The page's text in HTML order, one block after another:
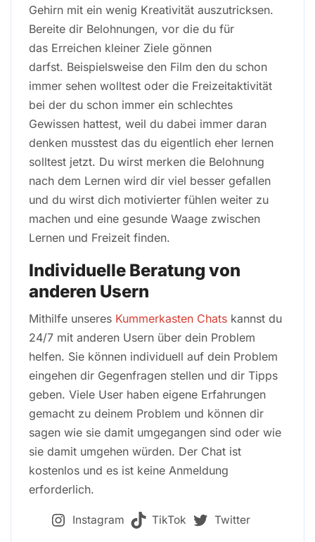
Gehirn mit ein wenig Kreativität auszutricksen.
Bereite dir Belohnungen, vor die du für
das Erreichen kleiner Ziele gönnen
darfst. Beispielsweise den Film den du schon
immer sehen wolltest oder die Freizeitaktivität
bei der du schon immer ein schlechtes
Gewissen hattest, weil du dabei immer daran
denken musstest das du eigentlich eher lernen
solltest jetzt. Du wirst merken die Belohnung
nach dem Lernen wird dir viel besser gefallen
und du wirst dich motivierter fühlen weiter zu
machen und eine gesunde Waage zwischen
Lernen und Freizeit finden.
Individuelle Beratung von
anderen Usern
Mithilfe unseres Kummerkasten Chats kannst du
24/7 mit anderen Usern über dein Problem
helfen. Sie können individuell auf dein Problem
eingehen dir Gegenfragen stellen und dir Tipps
geben. Viele User haben eigene Erfahrungen
gemacht zu deinem Problem und können dir
sagen wie sie damit umgegangen sind oder wie
sie damit umgehen würden. Der Chat ist
kostenlos und es ist keine Anmeldung
erforderlich.
Instagram TikTok Twitter